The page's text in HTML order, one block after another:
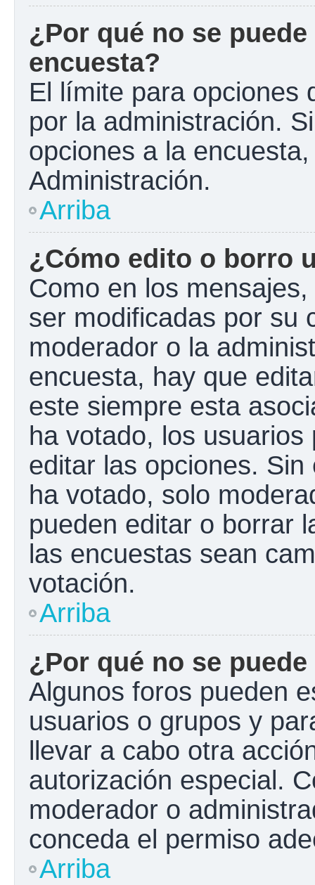
¿Por qué no se
encuesta?
El límite para opciones
por la administración.
opciones a la
Administración.
Arriba
¿Cómo edito o borro
Como en los
ser modificadas por su
moderador o la
encuesta, hay que
este siempre esta
ha votado, los
editar las opciones.
ha votado, solo
pueden editar o borrar
las encuestas sean
votación.
Arriba
¿Por qué no se
Algunos foros pueden
usuarios o grupos y
llevar a cabo otra
autorización especial.
moderador o
conceda el permiso
Arriba